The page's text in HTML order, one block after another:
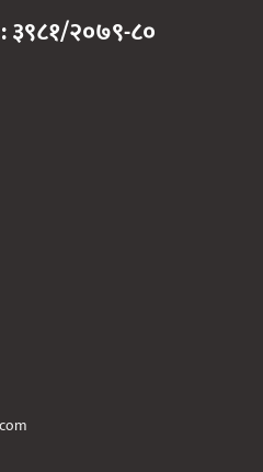
: ३९८१/२०७९-८०